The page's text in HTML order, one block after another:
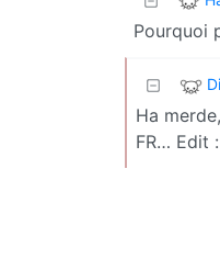
Pourquoi
Ha
FR… Edit